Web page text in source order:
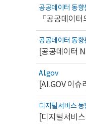
공공데이터 동향
「공공데이
공공데이터 동향
[공공데이터
AI.gov
디지털서비스 동